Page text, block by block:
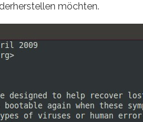
möchten.